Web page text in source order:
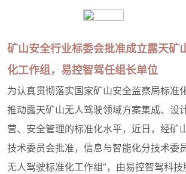
矿山安全行业标委会批准成立露天矿
化工作组，易控智驾任组长单位
为认真贯彻落实国家矿山安全监察局标准
推动露天矿山无人驾驶领域方案集成、设
营、安全管理的标准化水平，近日，经矿
技术委员会批准，信息与智能化分技术委
无人驾驶标准化工作组”，由易控智驾科